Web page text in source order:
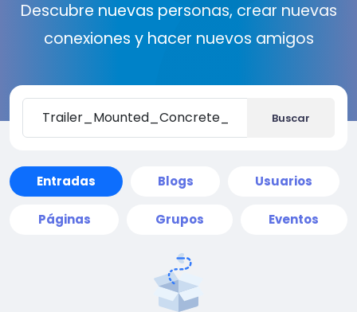
Descubre nuevas personas, crear nuevas
conexiones y hacer nuevos amigos
Buscar
Entradas Blogs Usuarios
Páginas Grupos Eventos